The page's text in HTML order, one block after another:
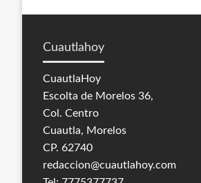
Cuautlahoy
CuautlaHoy
Escolta de Morelos 36,
Col. Centro
Cuautla, Morelos
CP. 62740
redaccion@cuautlahoy.com